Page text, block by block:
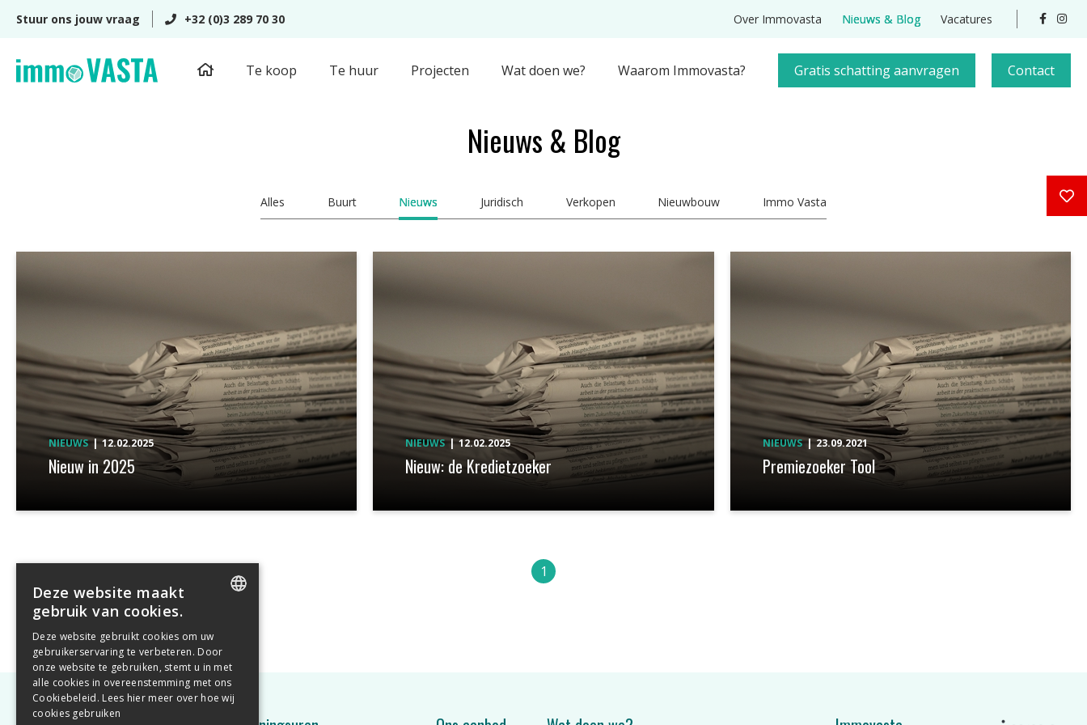
Te koop Te huur Projecten Wat doen we? Waarom Immovasta? Gratis schattingaanvragen Contact
Stuur ons jouw vraag +32 (0)3 289 70 30 Over Immovasta Nieuws & Blog Vacatures
Nieuws & Blog
Alles Buurt Nieuws Juridisch Verkopen Nieuwbouw Immo Vasta
NIEUWS 12.02.2025
Nieuw in 2025
NIEUWS 12.02.2025
Nieuw: de Kredietzoeker
NIEUWS 23.09.2021
Premiezoeker Tool
1
DUTCH
Deze website maakt
gebruik van cookies.
Deze website gebruikt cookies om uw
gebruikerservaring te verbeteren. Door
onze website te gebruiken, stemt u in met
alle cookies in overeenstemming met ons
Cookiebeleid. Lees hier meer over hoe wij
cookies gebruiken